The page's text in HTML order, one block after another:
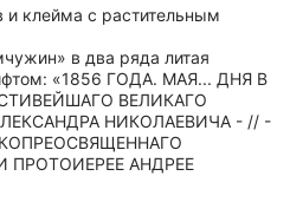
клейма с растительным
в два ряда литая
«1856 ГОДА. МАЯ... ДНЯ В
ВЕЛИКАГО
НИКОЛАЕВИЧА - // -
ПРОТОИЕРЕЕ АНДРЕЕ